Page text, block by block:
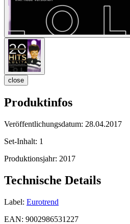
close
Produktinfos
Veröffentlichungsdatum: 28.04.2017
Set-Inhalt: 1
Produktionsjahr: 2017
Technische Details
Label: Eurotrend
EAN: 9002986531227